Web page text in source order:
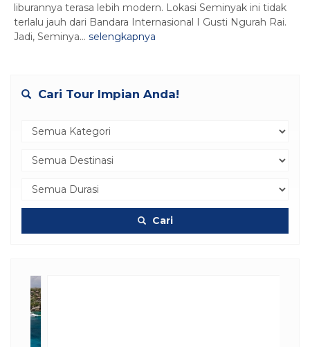
liburannya terasa lebih modern. Lokasi Seminyak ini tidak
terlalu jauh dari Bandara Internasional I Gusti Ngurah Rai.
Jadi, Seminya... selengkapnya
Cari Tour Impian Anda!
Cari